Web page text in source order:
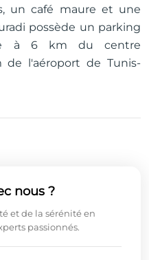
un café maure et une
possède un parking
à 6 km du centre
l'aéroport de Tunis-
nous ?
et de la sérénité en
passionnés.